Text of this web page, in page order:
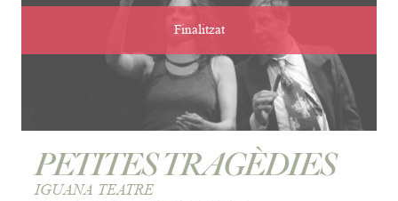
Finalitzat
PETITES TRAGÈDIES
IGUANA TEATRE